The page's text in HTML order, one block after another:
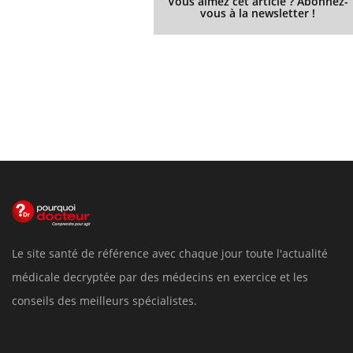
vous à la newsletter !
Le site santé de référence avec chaque jour toute l'actualité
médicale decryptée par des médecins en exercice et les
conseils des meilleurs spécialistes.